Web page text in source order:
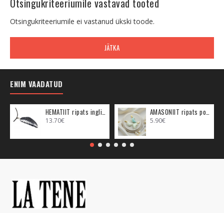
Otsingukriteeriumile vastavad tooted
Otsingukriteeriumile ei vastanud ükski toode.
JÄTKA
ENIM VAADATUD
13.70€ 5.90€